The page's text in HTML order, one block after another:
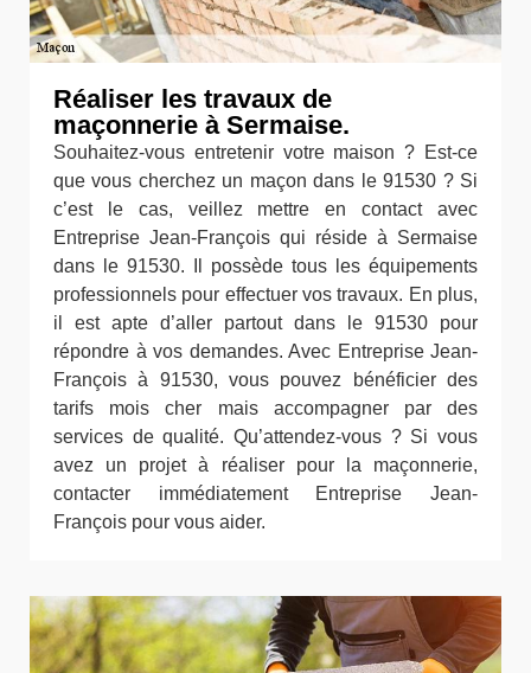
Réaliser les travaux de
maçonnerie à Sermaise.
Souhaitez-vous entretenir votre maison ? Est-ce
que vous cherchez un maçon dans le 91530 ? Si
c’est le cas, veillez mettre en contact avec
Entreprise Jean-François qui réside à Sermaise
dans le 91530. Il possède tous les équipements
professionnels pour effectuer vos travaux. En plus,
il est apte d’aller partout dans le 91530 pour
répondre à vos demandes. Avec Entreprise Jean-
François à 91530, vous pouvez bénéficier des
tarifs mois cher mais accompagner par des
services de qualité. Qu’attendez-vous ? Si vous
avez un projet à réaliser pour la maçonnerie,
contacter immédiatement Entreprise Jean-
François pour vous aider.